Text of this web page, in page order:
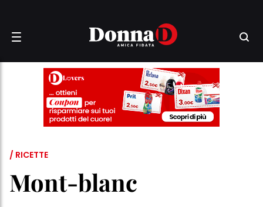
/ RICETTE
Mont-blanc